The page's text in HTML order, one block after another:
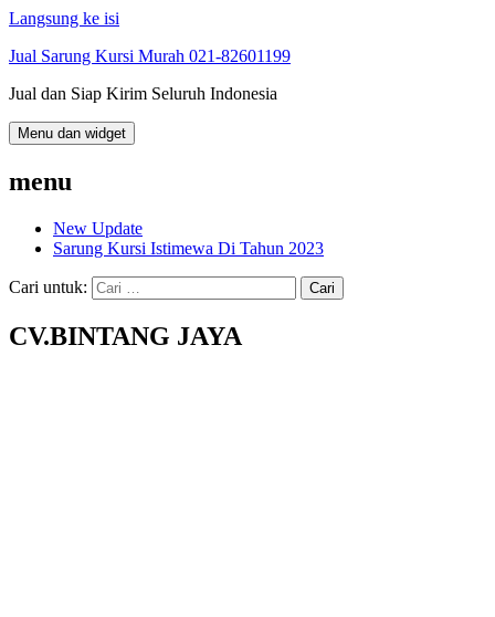
Langsung ke isi
Jual Sarung Kursi Murah 021-82601199
Jual dan Siap Kirim Seluruh Indonesia
Menu dan widget
menu
New Update
Sarung Kursi Istimewa Di Tahun 2023
Cari untuk:
CV.BINTANG JAYA